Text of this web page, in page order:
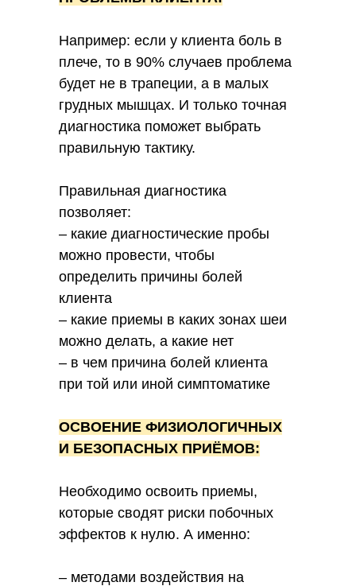
Например: если у клиента боль в
плече, то в 90% случаев проблема
будет не в трапеции, а в малых
грудных мышцах. И только точная
диагностика поможет выбрать
правильную тактику.
Правильная диагностика
позволяет:
– какие диагностические пробы
можно провести, чтобы
определить причины болей
клиента
– какие приемы в каких зонах шеи
можно делать, а какие нет
– в чем причина болей клиента
при той или иной симптоматике
ОСВОЕНИЕ ФИЗИОЛОГИЧНЫХ
И БЕЗОПАСНЫХ ПРИЁМОВ:
Необходимо освоить приемы,
которые сводят риски побочных
эффектов к нулю. А именно:
– методами воздействия на